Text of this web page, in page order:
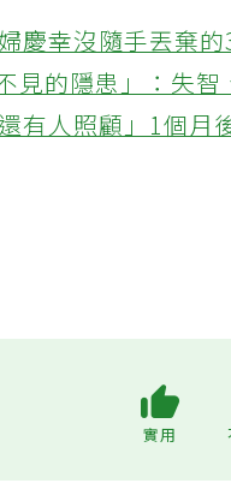
慶幸沒隨手丟棄
的隱患」：失智
有人照顧」1個月
實用